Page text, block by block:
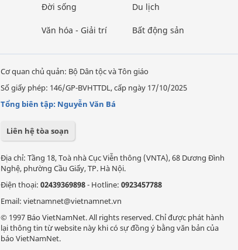
Đời sống
Văn hóa - Giải trí
Du lịch
Bất động sản
Cơ quan chủ quản: Bộ Dân tộc và Tôn giáo
Số giấy phép: 146/GP-BVHTTDL, cấp ngày 17/10/2025
Tổng biên tập: Nguyễn Văn Bá
Liên hệ tòa soạn
Địa chỉ: Tầng 18, Toà nhà Cục Viễn thông (VNTA), 68 Dương Đình
Nghệ, phường Cầu Giấy, TP. Hà Nội.
Điện thoại: 02439369898- Hotline: 0923457788
Email: vietnamnet@vietnamnet.vn
© 1997 Báo VietNamNet. All rights reserved. Chỉ được phát hành
lại thông tin từ website này khi có sự đồng ý bằng văn bản của
báo VietNamNet.